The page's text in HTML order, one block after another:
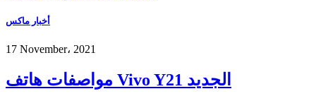
أخبار ماكس
17 November، 2021
مواصفات هاتف Vivo Y21 الجديد